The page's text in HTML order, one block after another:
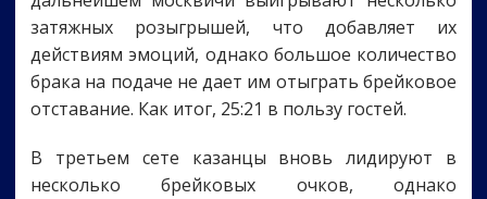
затяжных розыгрышей, что добавляет их
действиям эмоций, однако большое количество
брака на подаче не дает им отыграть брейковое
отставание. Как итог, 25:21 в пользу гостей.
В третьем сете казанцы вновь лидируют в
несколько брейковых очков, однако